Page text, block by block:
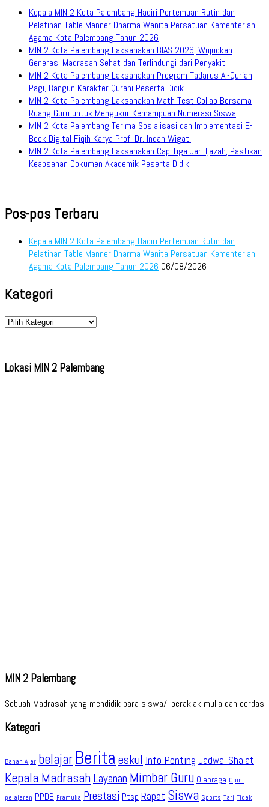
Kepala MIN 2 Kota Palembang Hadiri Pertemuan Rutin dan
Pelatihan Table Manner Dharma Wanita Persatuan Kementerian
Agama Kota Palembang Tahun 2026
MIN 2 Kota Palembang Laksanakan BIAS 2026, Wujudkan
Generasi Madrasah Sehat dan Terlindungi dari Penyakit
MIN 2 Kota Palembang Laksanakan Program Tadarus Al-Qur’an
Pagi, Bangun Karakter Qurani Peserta Didik
MIN 2 Kota Palembang Laksanakan Math Test Collab Bersama
Ruang Guru untuk Mengukur Kemampuan Numerasi Siswa
MIN 2 Kota Palembang Terima Sosialisasi dan Implementasi E-
Book Digital Fiqih Karya Prof. Dr. Indah Wigati
MIN 2 Kota Palembang Laksanakan Cap Tiga Jari Ijazah, Pastikan
Keabsahan Dokumen Akademik Peserta Didik
Pos-pos Terbaru
Kepala MIN 2 Kota Palembang Hadiri Pertemuan Rutin dan
Pelatihan Table Manner Dharma Wanita Persatuan Kementerian
Agama Kota Palembang Tahun 2026 06/08/2026
Kategori
Kategori
Lokasi MIN 2 Palembang
MIN 2 Palembang
Sebuah Madrasah yang mendidik para siswa/i beraklak mulia dan cerdas
Kategori
Bahan Ajar belajar Berita eskul Info Penting Jadwal Shalat
Kepala Madrasah Layanan Mimbar Guru Olahraga Opini
pelajaran PPDB Pramuka Prestasi Ptsp Rapat Siswa Sports Tari Tidak